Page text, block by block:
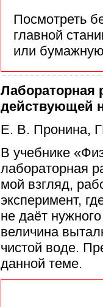
Посмотреть
главной
или
действующей
Е. В. Пронина,
В учебнике
лабораторная
мой взгляд,
эксперимент,
не даёт
величина
чистой воде.
данной теме.